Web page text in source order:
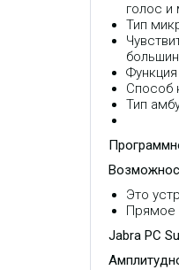
голос и
Тип
Способ
Тип
Это
Прямое
Jabra PC